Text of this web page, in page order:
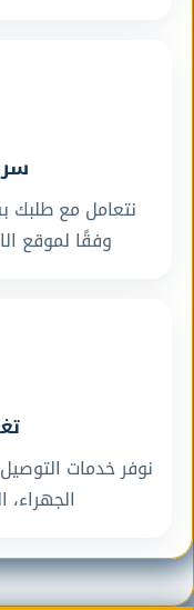
نتعامل مع طلبك
وفقًا لموقع
نوفر خدمات
الجهراء،